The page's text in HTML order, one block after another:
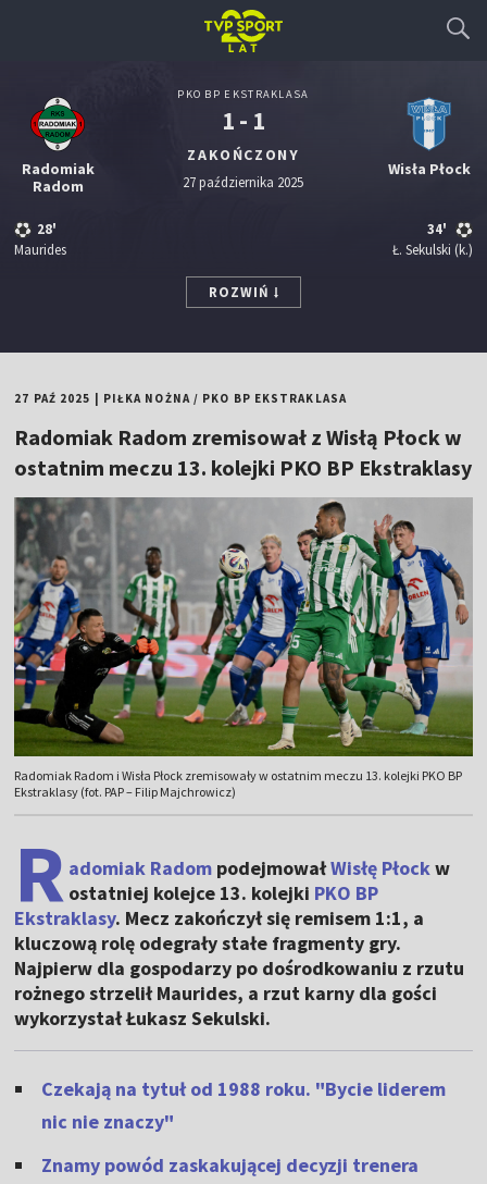
Radomiak
Radom
28'
Maurides
PKO BP EKSTRAKLASA
1 - 1
ZAKOŃCZONY
27 października 2025
Wisła Płock
34'
Ł. Sekulski (k.)
ROZWIŃ
27 PAŹ 2025 PIŁKA NOŻNA/ PKO BP EKSTRAKLASA
Radomiak Radom zremisował z Wisłą Płock w
ostatnim meczu 13. kolejki PKO BP Ekstraklasy
Radomiak Radom i Wisła Płock zremisowały w ostatnim meczu 13. kolejki PKO BP
Ekstraklasy (fot. PAP – Filip Majchrowicz)
R adomiak Radom podejmowałWisłę Płockw
ostatniej kolejce 13. kolejki PKO BP
Ekstraklasy. Mecz zakończył się remisem 1:1, a
kluczową rolę odegrały stałe fragmenty gry.
Najpierw dla gospodarzy po dośrodkowaniu z rzutu
rożnego strzelił Maurides, a rzut karny dla gości
wykorzystał Łukasz Sekulski.
Czekają na tytuł od 1988 roku. "Bycie liderem
nic nie znaczy"
Znamy powód zaskakującej decyzji trenera